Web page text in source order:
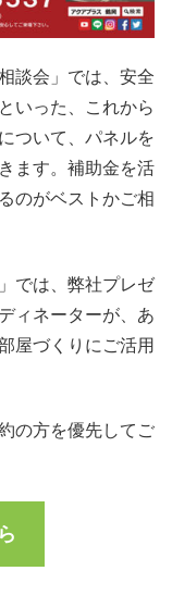
談会」では、安全
いった、これから
ついて、パネルを
ます。補助金を活
のがベストかご相
では、弊社プレゼ
ィネーターが、あ
屋づくりにご活用
の方を優先してご